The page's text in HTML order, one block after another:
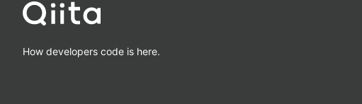
How developers code is here.